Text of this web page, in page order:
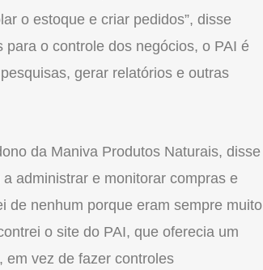
o estoque e criar pedidos”, disse
o controle dos negócios, o PAI é
gerar relatórios e outras
da Maniva Produtos Naturais, disse
administrar e monitorar compras e
de nenhum porque eram sempre muito
o site do PAI, que oferecia um
em vez de fazer controles